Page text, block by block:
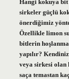
Hangi kokuya bit
sirkeler güçlü
önerdiğimiz
Özellikle limon
bitlerin
yapılır?
veya sirkesi olan
saça temastan